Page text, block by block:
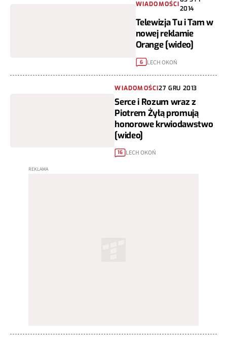
WIADOMOŚCI
2014
Telewizja Tu i Tam w
nowej reklamie
Orange [wideo]
6 LECH OKOŃ
WIADOMOŚCI27 GRU 2013
Serce i Rozum wraz z
Piotrem Żyłą promują
honorowe krwiodawstwo
[wideo]
16 LECH OKOŃ